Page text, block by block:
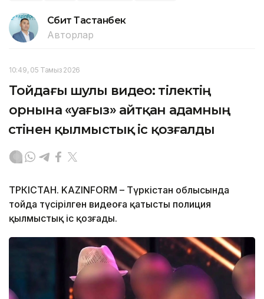
Сәбит Тастанбек
Авторлар
10:49, 05 Тамыз 2026
Тойдағы шулы видео: тілектің
орнына «уағыз» айтқан адамның
үстінен қылмыстық іс қозғалды
ТҮРКІСТАН. KAZINFORM – Түркістан облысында
тойда түсірілген видеоға қатысты полиция
қылмыстық іс қозғады.